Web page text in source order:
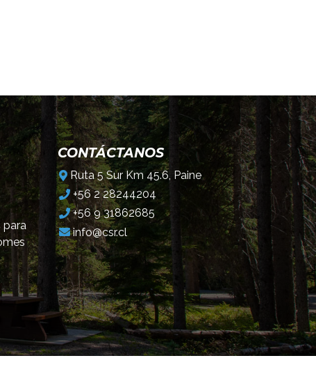
para
CONTÁCTANOS
Ruta 5 Sur Km 45.6, Paine
+56 2 28244204
+56 9 31862685
info@csr.cl